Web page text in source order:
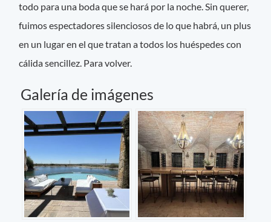
todo para una boda que se hará por la noche. Sin querer,
fuimos espectadores silenciosos de lo que habrá, un plus
en un lugar en el que tratan a todos los huéspedes con
cálida sencillez. Para volver.
Galería de imágenes